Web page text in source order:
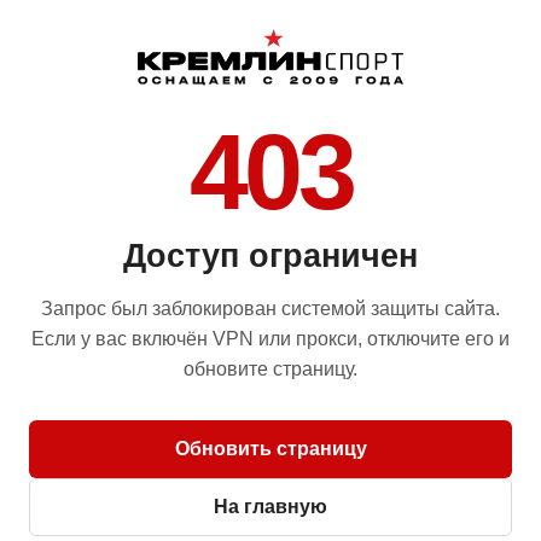
403
Доступ ограничен
Запрос был заблокирован системой защиты сайта.
Если у вас включён VPN или прокси, отключите его и
обновите страницу.
Обновить страницу
На главную